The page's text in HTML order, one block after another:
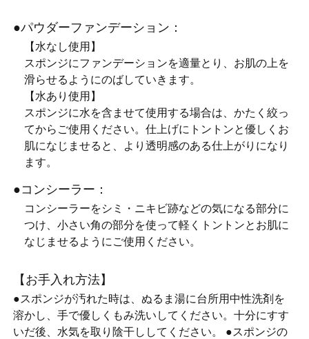
●パウダーファンデーション：
【水なし使用】
スポンジにファンデーションを適量とり、お肌の上を
滑らせるようにのばしていきます。
【水あり使用】
スポンジに水を含ませて使用する場合は、かたく絞っ
てからご使用ください。仕上げにトントンと優しくお
肌になじませると、より透明感のある仕上がりになり
ます。
●コンシーラー：
コンシーラーをシミ・ニキビ跡などの気になる部分に
つけ、小さい角の部分を使って軽くトントンとお肌に
なじませるようにご使用ください。
【お手入れ方法】
●スポンジが汚れた時は、ぬるま湯に台所用中性洗剤を
溶かし、手で優しくもみ洗いしてください。十分にすす
いだ後、水気を取り陰干ししてください。 ●スポンジの